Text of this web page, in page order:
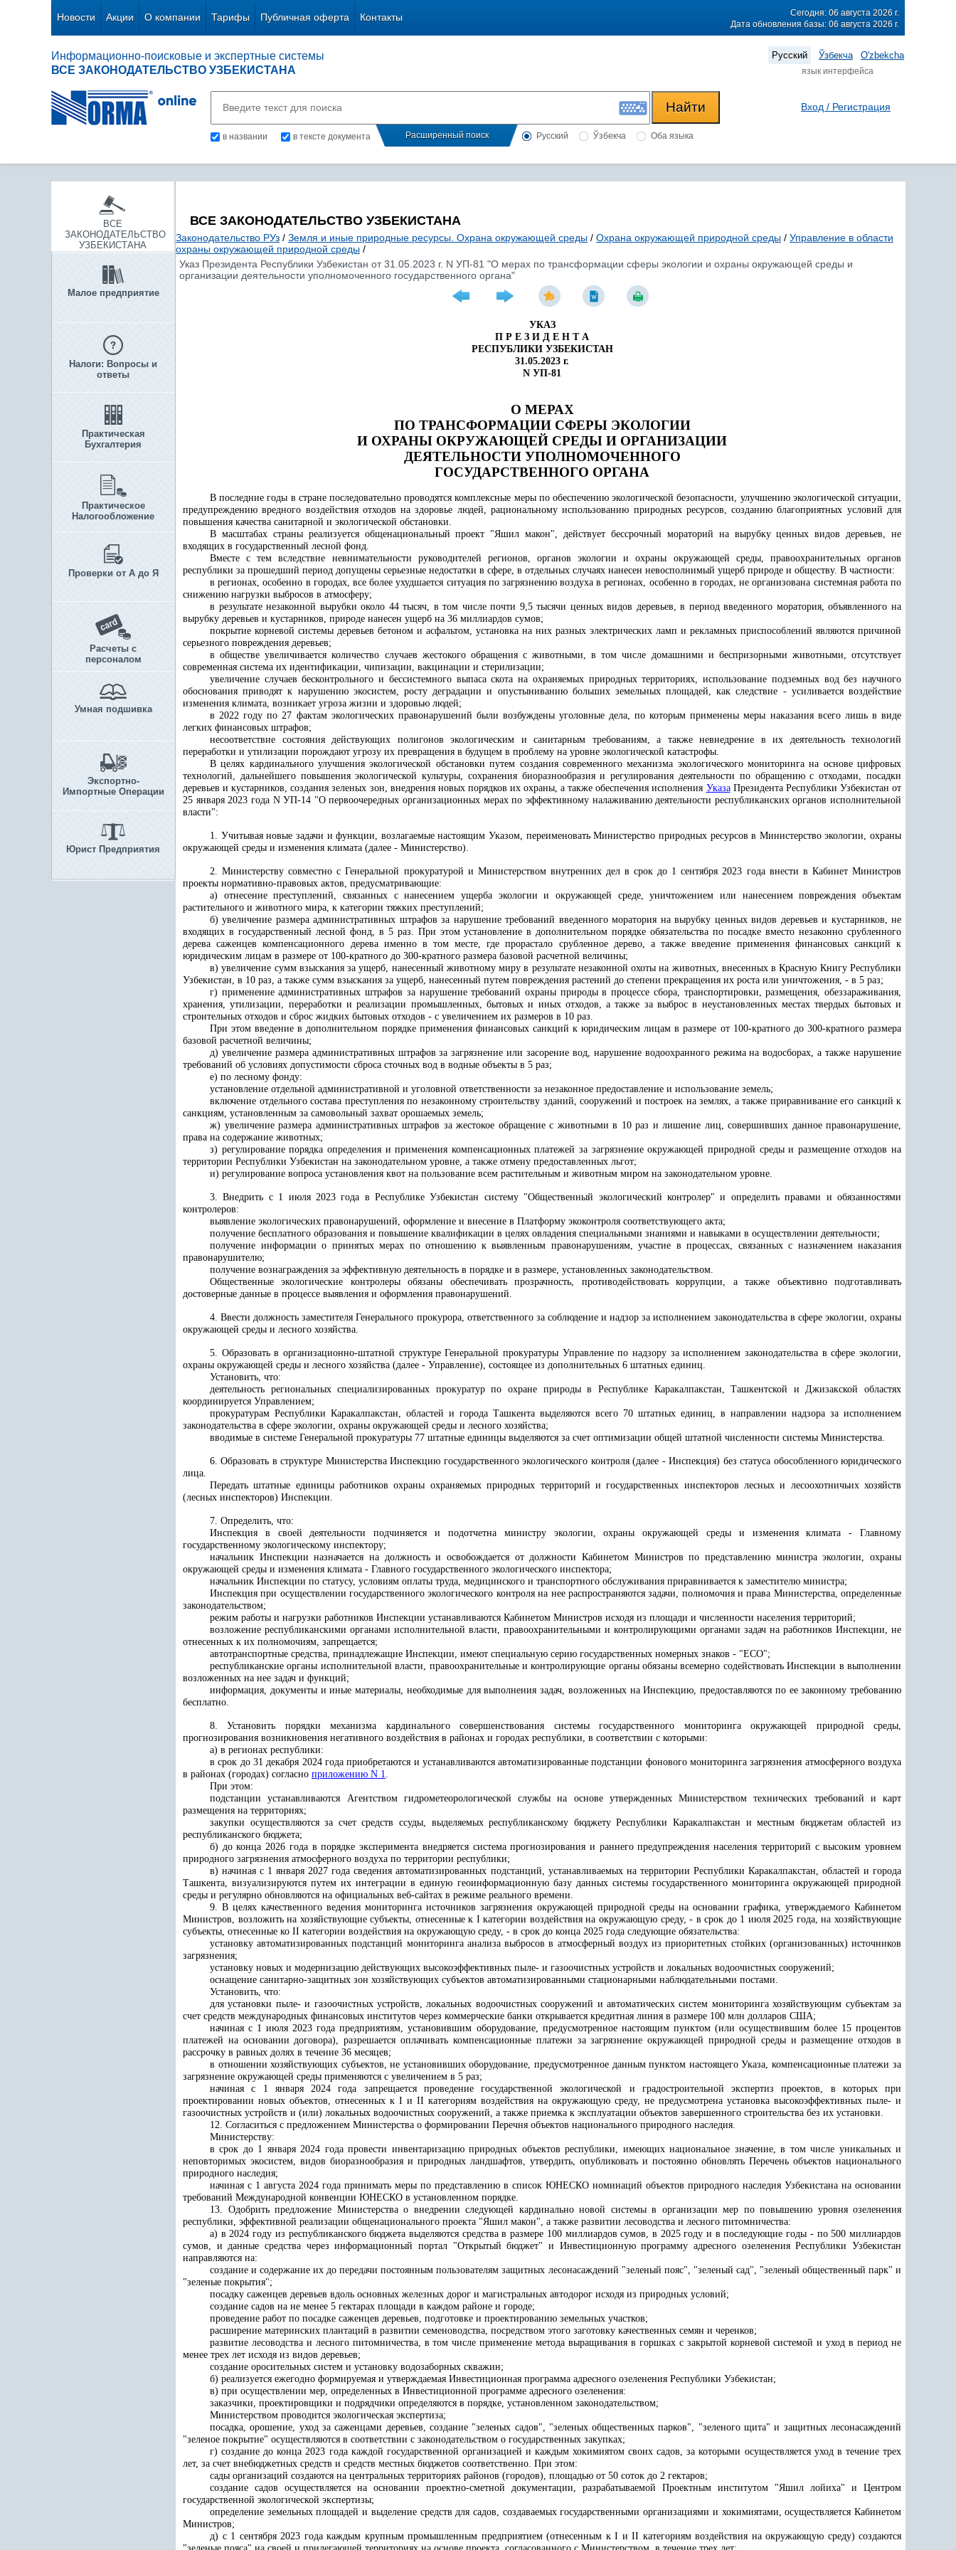
Новости Акции О компании Тарифы Публичная оферта Контакты
Сегодня: 06 августа 2026 г.
Дата обновления базы: 06 августа 2026 г.
Информационно-поисковые и экспертные системы
ВСЕ ЗАКОНОДАТЕЛЬСТВО УЗБЕКИСТАНА
Русский Ўзбекча O'zbekcha
язык интерфейса
в названии в тексте документа Расширенный поиск Русский Ўзбекча Оба языка
Вход / Регистрация
ВСЕ
ЗАКОНОДАТЕЛЬСТВО
УЗБЕКИСТАНА
Малое предприятие
Налоги: Вопросы и
ответы
Практическая
Бухгалтерия
Практическое
Налогообложение
Проверки от А до Я
Расчеты с
персоналом
Умная подшивка
Экспортно-
Импортные Операции
Юрист Предприятия
ВСЕ ЗАКОНОДАТЕЛЬСТВО УЗБЕКИСТАНА
Законодательство РУз / Земля и иные природные ресурсы. Охрана окружающей среды / Охрана окружающей природной среды / Управление в области
охраны окружающей природной среды /
Указ Президента Республики Узбекистан от 31.05.2023 г. N УП-81 "О мерах по трансформации сферы экологии и охраны окружающей среды и
организации деятельности уполномоченного государственного органа"
УКАЗ
П Р Е З И Д Е Н Т А
РЕСПУБЛИКИ УЗБЕКИСТАН
31.05.2023 г.
N УП-81
О МЕРАХ
ПО ТРАНСФОРМАЦИИ СФЕРЫ ЭКОЛОГИИ
И ОХРАНЫ ОКРУЖАЮЩЕЙ СРЕДЫ И ОРГАНИЗАЦИИ
ДЕЯТЕЛЬНОСТИ УПОЛНОМОЧЕННОГО
ГОСУДАРСТВЕННОГО ОРГАНА
В последние годы в стране последовательно проводятся комплексные меры по обеспечению экологической безопасности, улучшению экологической ситуации,
предупреждению вредного воздействия отходов на здоровье людей, рациональному использованию природных ресурсов, созданию благоприятных условий для
повышения качества санитарной и экологической обстановки.
В масштабах страны реализуется общенациональный проект "Яшил макон", действует бессрочный мораторий на вырубку ценных видов деревьев, не
входящих в государственный лесной фонд.
Вместе с тем вследствие невнимательности руководителей регионов, органов экологии и охраны окружающей среды, правоохранительных органов
республики за прошедший период допущены серьезные недостатки в сфере, в отдельных случаях нанесен невосполнимый ущерб природе и обществу. В частности:
в регионах, особенно в городах, все более ухудшается ситуация по загрязнению воздуха в регионах, особенно в городах, не организована системная работа по
снижению нагрузки выбросов в атмосферу;
в результате незаконной вырубки около 44 тысяч, в том числе почти 9,5 тысячи ценных видов деревьев, в период введенного моратория, объявленного на
вырубку деревьев и кустарников, природе нанесен ущерб на 36 миллиардов сумов;
покрытие корневой системы деревьев бетоном и асфальтом, установка на них разных электрических ламп и рекламных приспособлений являются причиной
серьезного повреждения деревьев;
в обществе увеличивается количество случаев жестокого обращения с животными, в том числе домашними и беспризорными животными, отсутствует
современная система их идентификации, чипизации, вакцинации и стерилизации;
увеличение случаев бесконтрольного и бессистемного выпаса скота на охраняемых природных территориях, использование подземных вод без научного
обоснования приводят к нарушению экосистем, росту деградации и опустыниванию больших земельных площадей, как следствие - усиливается воздействие
изменения климата, возникает угроза жизни и здоровью людей;
в 2022 году по 27 фактам экологических правонарушений были возбуждены уголовные дела, по которым применены меры наказания всего лишь в виде
легких финансовых штрафов;
несоответствие состояния действующих полигонов экологическим и санитарным требованиям, а также невнедрение в их деятельность технологий
переработки и утилизации порождают угрозу их превращения в будущем в проблему на уровне экологической катастрофы.
В целях кардинального улучшения экологической обстановки путем создания современного механизма экологического мониторинга на основе цифровых
технологий, дальнейшего повышения экологической культуры, сохранения биоразнообразия и регулирования деятельности по обращению с отходами, посадки
деревьев и кустарников, создания зеленых зон, внедрения новых порядков их охраны, а также обеспечения исполнения УказаПрезидента Республики Узбекистан от
25 января 2023 года N УП-14 "О первоочередных организационных мерах по эффективному налаживанию деятельности республиканских органов исполнительной
власти":
1. Учитывая новые задачи и функции, возлагаемые настоящим Указом, переименовать Министерство природных ресурсов в Министерство экологии, охраны
окружающей среды и изменения климата (далее - Министерство).
2. Министерству совместно с Генеральной прокуратурой и Министерством внутренних дел в срок до 1 сентября 2023 года внести в Кабинет Министров
проекты нормативно-правовых актов, предусматривающие:
а) отнесение преступлений, связанных с нанесением ущерба экологии и окружающей среде, уничтожением или нанесением повреждения объектам
растительного и животного мира, к категории тяжких преступлений;
б) увеличение размера административных штрафов за нарушение требований введенного моратория на вырубку ценных видов деревьев и кустарников, не
входящих в государственный лесной фонд, в 5 раз. При этом установление в дополнительном порядке обязательства по посадке вместо незаконно срубленного
дерева саженцев компенсационного дерева именно в том месте, где прорастало срубленное дерево, а также введение применения финансовых санкций к
юридическим лицам в размере от 100-кратного до 300-кратного размера базовой расчетной величины;
в) увеличение сумм взыскания за ущерб, нанесенный животному миру в результате незаконной охоты на животных, внесенных в Красную Книгу Республики
Узбекистан, в 10 раз, а также сумм взыскания за ущерб, нанесенный путем повреждения растений до степени прекращения их роста или уничтожения, - в 5 раз;
г) применение административных штрафов за нарушение требований охраны природы в процессе сбора, транспортировки, размещения, обеззараживания,
хранения, утилизации, переработки и реализации промышленных, бытовых и иных отходов, а также за выброс в неустановленных местах твердых бытовых и
строительных отходов и сброс жидких бытовых отходов - с увеличением их размеров в 10 раз.
При этом введение в дополнительном порядке применения финансовых санкций к юридическим лицам в размере от 100-кратного до 300-кратного размера
базовой расчетной величины;
д) увеличение размера административных штрафов за загрязнение или засорение вод, нарушение водоохранного режима на водосборах, а также нарушение
требований об условиях допустимости сброса сточных вод в водные объекты в 5 раз;
е) по лесному фонду:
установление отдельной административной и уголовной ответственности за незаконное предоставление и использование земель;
включение отдельного состава преступления по незаконному строительству зданий, сооружений и построек на землях, а также приравнивание его санкций к
санкциям, установленным за самовольный захват орошаемых земель;
ж) увеличение размера административных штрафов за жестокое обращение с животными в 10 раз и лишение лиц, совершивших данное правонарушение,
права на содержание животных;
з) регулирование порядка определения и применения компенсационных платежей за загрязнение окружающей природной среды и размещение отходов на
территории Республики Узбекистан на законодательном уровне, а также отмену предоставленных льгот;
и) регулирование вопроса установления квот на пользование всем растительным и животным миром на законодательном уровне.
3. Внедрить с 1 июля 2023 года в Республике Узбекистан систему "Общественный экологический контролер" и определить правами и обязанностями
контролеров:
выявление экологических правонарушений, оформление и внесение в Платформу экоконтроля соответствующего акта;
получение бесплатного образования и повышение квалификации в целях овладения специальными знаниями и навыками в осуществлении деятельности;
получение информации о принятых мерах по отношению к выявленным правонарушениям, участие в процессах, связанных с назначением наказания
правонарушителю;
получение вознаграждения за эффективную деятельность в порядке и в размере, установленных законодательством.
Общественные экологические контролеры обязаны обеспечивать прозрачность, противодействовать коррупции, а также объективно подготавливать
достоверные данные в процессе выявления и оформления правонарушений.
4. Ввести должность заместителя Генерального прокурора, ответственного за соблюдение и надзор за исполнением законодательства в сфере экологии, охраны
окружающей среды и лесного хозяйства.
5. Образовать в организационно-штатной структуре Генеральной прокуратуры Управление по надзору за исполнением законодательства в сфере экологии,
охраны окружающей среды и лесного хозяйства (далее - Управление), состоящее из дополнительных 6 штатных единиц.
Установить, что:
деятельность региональных специализированных прокуратур по охране природы в Республике Каракалпакстан, Ташкентской и Джизакской областях
координируется Управлением;
прокуратурам Республики Каракалпакстан, областей и города Ташкента выделяются всего 70 штатных единиц, в направлении надзора за исполнением
законодательства в сфере экологии, охраны окружающей среды и лесного хозяйства;
вводимые в системе Генеральной прокуратуры 77 штатные единицы выделяются за счет оптимизации общей штатной численности системы Министерства.
6. Образовать в структуре Министерства Инспекцию государственного экологического контроля (далее - Инспекция) без статуса обособленного юридического
лица.
Передать штатные единицы работников охраны охраняемых природных территорий и государственных инспекторов лесных и лесоохотничьих хозяйств
(лесных инспекторов) Инспекции.
7. Определить, что:
Инспекция в своей деятельности подчиняется и подотчетна министру экологии, охраны окружающей среды и изменения климата - Главному
государственному экологическому инспектору;
начальник Инспекции назначается на должность и освобождается от должности Кабинетом Министров по представлению министра экологии, охраны
окружающей среды и изменения климата - Главного государственного экологического инспектора;
начальник Инспекции по статусу, условиям оплаты труда, медицинского и транспортного обслуживания приравнивается к заместителю министра;
Инспекция при осуществлении государственного экологического контроля на нее распространяются задачи, полномочия и права Министерства, определенные
законодательством;
режим работы и нагрузки работников Инспекции устанавливаются Кабинетом Министров исходя из площади и численности населения территорий;
возложение республиканскими органами исполнительной власти, правоохранительными и контролирующими органами задач на работников Инспекции, не
отнесенных к их полномочиям, запрещается;
автотранспортные средства, принадлежащие Инспекции, имеют специальную серию государственных номерных знаков - "ECO";
республиканские органы исполнительной власти, правоохранительные и контролирующие органы обязаны всемерно содействовать Инспекции в выполнении
возложенных на нее задач и функций;
информация, документы и иные материалы, необходимые для выполнения задач, возложенных на Инспекцию, предоставляются по ее законному требованию
бесплатно.
8. Установить порядки механизма кардинального совершенствования системы государственного мониторинга окружающей природной среды,
прогнозирования возникновения негативного воздействия в районах и городах республики, в соответствии с которыми:
а) в регионах республики:
в срок до 31 декабря 2024 годаприобретаются и устанавливаются автоматизированные подстанции фонового мониторинга загрязнения атмосферного воздуха
в районах (городах) согласно приложению N 1.
При этом:
подстанции устанавливаются Агентством гидрометеорологической службы на основе утвержденных Министерством технических требований и карт
размещения на территориях;
закупки осуществляются за счет средств ссуды, выделяемых республиканскому бюджету Республики Каракалпакстан и местным бюджетам областей из
республиканского бюджета;
б) до конца 2026 года в порядке эксперимента внедряется система прогнозирования и раннего предупреждения населения территорий с высоким уровнем
природного загрязнения атмосферного воздуха по территории республики;
в) начиная с 1 января 2027 года сведения автоматизированных подстанций, устанавливаемых на территории Республики Каракалпакстан, областей и города
Ташкента, визуализируются путем их интеграции в единую геоинформационную базу данных системы государственного мониторинга окружающей природной
среды и регулярно обновляются на официальных веб-сайтах в режиме реального времени.
9. В целях качественного ведения мониторинга источников загрязнения окружающей природной среды на основании графика, утверждаемого Кабинетом
Министров, возложить на хозяйствующие субъекты, отнесенные к I категории воздействия на окружающую среду, - в срок до 1 июля 2025 года, на хозяйствующие
субъекты, отнесенные ко II категории воздействия на окружающую среду, - в срок до конца 2025 года следующие обязательства:
установку автоматизированных подстанций мониторинга анализа выбросов в атмосферный воздух из приоритетных стойких (организованных) источников
загрязнения;
установку новых и модернизацию действующих высокоэффективных пыле- и газоочистных устройств и локальных водоочистных сооружений;
оснащение санитарно-защитных зон хозяйствующих субъектов автоматизированными стационарными наблюдательными постами.
Установить, что:
для установки пыле- и газоочистных устройств, локальных водоочистных сооружений и автоматических систем мониторинга хозяйствующим субъектам за
счет средств международных финансовых институтов через коммерческие банки открывается кредитная линия в размере 100 млн долларов США;
начиная с 1 июля 2023 года предприятиям, установившим оборудование, предусмотренное настоящим пунктом (или осуществившим более 15 процентов
платежей на основании договора), разрешается оплачивать компенсационные платежи за загрязнение окружающей природной среды и размещение отходов в
рассрочку в равных долях в течение 36 месяцев;
в отношении хозяйствующих субъектов, не установивших оборудование, предусмотренное данным пунктом настоящего Указа, компенсационные платежи за
загрязнение окружающей среды применяются с увеличением в 5 раз;
начиная с 1 января 2024 года запрещается проведение государственной экологической и градостроительной экспертиз проектов, в которых при
проектировании новых объектов, отнесенных к I и II категориям воздействия на окружающую среду, не предусмотрена установка высокоэффективных пыле- и
газоочистных устройств и (или) локальных водоочистных сооружений, а также приемка к эксплуатации объектов завершенного строительства без их установки.
12. Согласиться с предложением Министерства о формировании Перечня объектов национального природного наследия.
Министерству:
в срок до 1 января 2024 года провести инвентаризацию природных объектов республики, имеющих национальное значение, в том числе уникальных и
неповторимых экосистем, видов биоразнообразия и природных ландшафтов, утвердить, опубликовать и постоянно обновлять Перечень объектов национального
природного наследия;
начиная с 1 августа 2024 года принимать меры по представлению в список ЮНЕСКО номинаций объектов природного наследия Узбекистана на основании
требований Международной конвенции ЮНЕСКО в установленном порядке.
13. Одобрить предложение Министерства о внедрении следующей кардинально новой системы в организации мер по повышению уровня озеленения
республики, эффективной реализации общенационального проекта "Яшил макон", а также развитии лесоводства и лесного питомничества:
а) в 2024 году из республиканского бюджета выделяются средства в размере 100 миллиардов сумов, в 2025 году и в последующие годы - по 500 миллиардов
сумов, и данные средства через информационный портал "Открытый бюджет" и Инвестиционную программу адресного озеленения Республики Узбекистан
направляются на:
создание и содержание их до передачи постоянным пользователям защитных лесонасаждений "зеленый пояс", "зеленый сад", "зеленый общественный парк" и
"зеленые покрытия";
посадку саженцев деревьев вдоль основных железных дорог и магистральных автодорог исходя из природных условий;
создание садов на не менее 5 гектарах площади в каждом районе и городе;
проведение работ по посадке саженцев деревьев, подготовке и проектированию земельных участков;
расширение материнских плантаций в развитии семеноводства, посредством этого заготовку качественных семян и черенков;
развитие лесоводства и лесного питомничества, в том числе применение метода выращивания в горшках с закрытой корневой системой и уход в период не
менее трех лет исходя из видов деревьев;
создание оросительных систем и установку водозаборных скважин;
б) реализуется ежегодно формируемая и утверждаемая Инвестиционная программа адресного озеленения Республики Узбекистан;
в) при осуществлении мер, определенных в Инвестиционной программе адресного озеленения:
заказчики, проектировщики и подрядчики определяются в порядке, установленном законодательством;
Министерством проводится экологическая экспертиза;
посадка, орошение, уход за саженцами деревьев, создание "зеленых садов", "зеленых общественных парков", "зеленого щита" и защитных лесонасаждений
"зеленое покрытие" осуществляются в соответствии с законодательством о государственных закупках;
г) создание до конца 2023 года каждой государственной организацией и каждым хокимиятом своих садов, за которыми осуществляется уход в течение трех
лет, за счет внебюджетных средств и средств местных бюджетов соответственно. При этом:
сады организаций создаются на центральных территориях районов (городов), площадью от 50 соток до 2 гектаров;
создание садов осуществляется на основании проектно-сметной документации, разрабатываемой Проектным институтом "Яшил лойиха" и Центром
государственной экологической экспертизы;
определение земельных площадей и выделение средств для садов, создаваемых государственными организациями и хокимиятами, осуществляется Кабинетом
Министров;
д) с 1 сентября 2023 года каждым крупным промышленным предприятием (отнесенным к I и II категориям воздействия на окружающую среду) создаются